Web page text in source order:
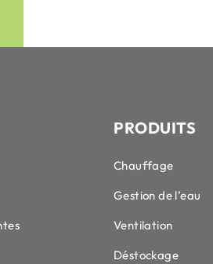
PRODUITS
Chauffage
Gestion de l’eau
Ventilation
Déstockage